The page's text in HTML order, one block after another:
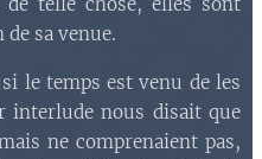
sa venue.
le temps est venu de les
interlude nous disait que
ne comprenaient pas,